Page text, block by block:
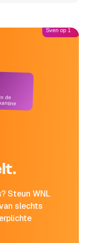
Steun WNL
slechts
In de
Sven op 1